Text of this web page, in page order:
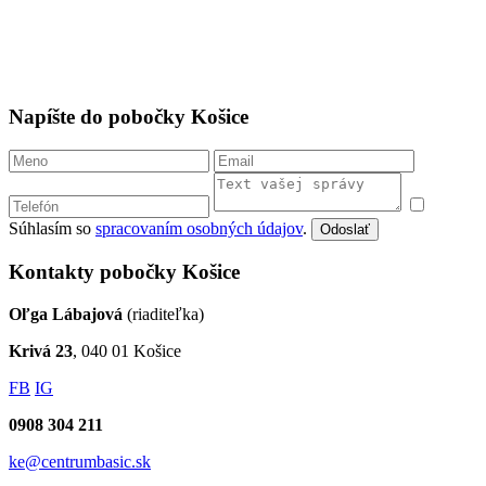
Napíšte do pobočky Košice
Súhlasím so spracovaním osobných údajov. Odoslať
Kontakty pobočky Košice
Oľga Lábajová (riaditeľka)
Krivá 23, 040 01 Košice
FB IG
0908 304 211
ke@centrumbasic.sk